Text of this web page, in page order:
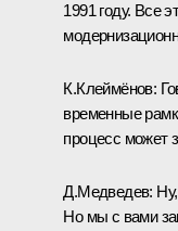
1991 году. Все
К.Клеймёнов:
временные
процесс может
Д.Медведев: Ну,
Но мы с вами